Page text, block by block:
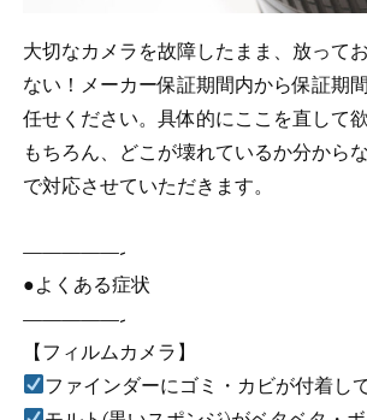
大切なカメラを故障したまま、放って
ない！メーカー保証期間内から保証期
任せください。具体的にここを直して
もちろん、どこが壊れているか分から
で対応させていただきます。
—————-
●よくある症状
—————-
【フィルムカメラ】
ファインダーにゴミ・カビが付着し